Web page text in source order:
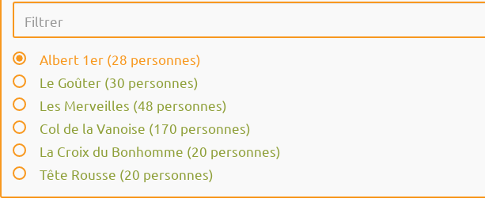
Aurore Bui
Betty SCHADT MINELLI
CLARA FRANCO
Camille le Chatelier
Camille Mauguier
Caroline Fusil
Cedric Henon
Chloé Guy
Albert 1er (28 personnes)
Le Goûter (30 personnes)
Les Merveilles (48 personnes)
Col de la Vanoise (170 personnes)
La Croix du Bonhomme (20 personnes)
Tête Rousse (20 personnes)
Le Glacier Blanc (40 personnes)